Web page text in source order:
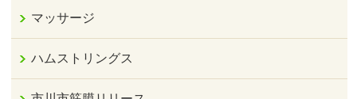
マッサージ
ハムストリングス